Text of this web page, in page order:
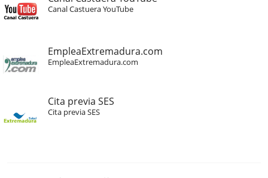
Canal Castuera YouTube
EmpleaExtremadura.com
EmpleaExtremadura.com
Cita previa SES
Cita previa SES